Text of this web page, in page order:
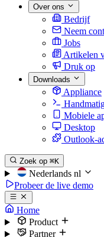
Over ons
Bedrijf
Neem
Jobs
Artikelen
Druk op
Downloads
Appliance
Mobiele
Desktop
Outlook-
Zoek op ⌘K
Nederlands nl
Probeer de live demo
Home
Product
Partner